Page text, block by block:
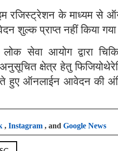
रजिस्ट्रेशन के माध्यम
शुल्क प्राप्त नहीं किया
सेवा आयोग द्वारा
क्षेत्र हेतु
हुए ऑनलाईन आवेदन की
, Instagram , and Google News